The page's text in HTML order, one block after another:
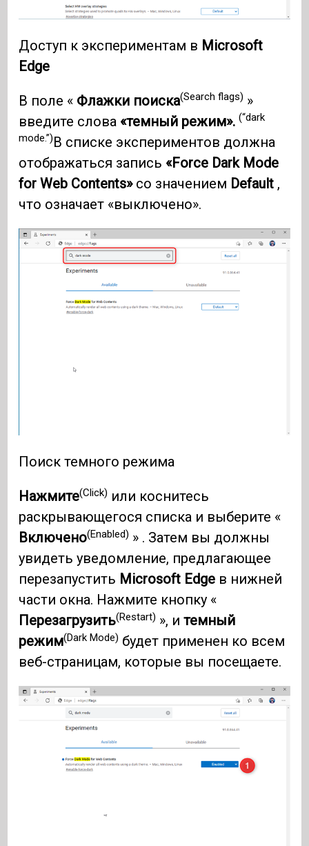
Доступ к экспериментам в Microsoft
Edge
В поле « Флажки поиска(Search flags) »
введите слова «темный режим».(“dark
mode.”)В списке экспериментов должна
отображаться запись «Force Dark Mode
for Web Contents»со значением Default ,
что означает «выключено».
Поиск темного режима
Нажмите(Click) или коснитесь
раскрывающегося списка и выберите «
Включено(Enabled) » . Затем вы должны
увидеть уведомление, предлагающее
перезапустить Microsoft Edge в нижней
части окна. Нажмите кнопку «
Перезагрузить(Restart) », итемный
режим(Dark Mode) будет применен ко всем
веб-страницам, которые вы посещаете.